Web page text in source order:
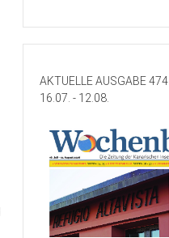
AKTUELLE AUSGABE 474
16.07. - 12.08.